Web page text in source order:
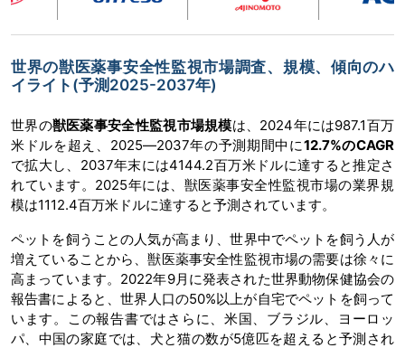
世界の獣医薬事安全性監視市場調査、規模、傾向のハ
イライト(予測2025-2037年)
世界の獣医薬事安全性監視市場規模は、2024年には987.1百万
米ドルを超え、2025―2037年の予測期間中に12.7%のCAGR
で拡大し、2037年末には4144.2百万米ドルに達すると推定さ
れています。2025年には、獣医薬事安全性監視市場の業界規
模は1112.4百万米ドルに達すると予測されています。
ペットを飼うことの人気が高まり、世界中でペットを飼う人が
増えていることから、獣医薬事安全性監視市場の需要は徐々に
高まっています。2022年9月に発表された世界動物保健協会の
報告書によると、世界人口の50%以上が自宅でペットを飼って
います。この報告書ではさらに、米国、ブラジル、ヨーロッ
パ、中国の家庭では、犬と猫の数が5億匹を超えると予測され